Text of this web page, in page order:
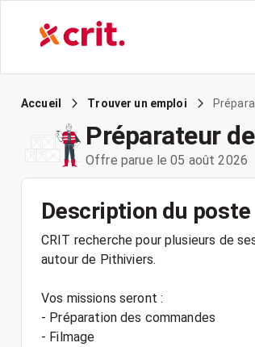
Accueil Trouver un emploi
Préparateur
Offre parue le 05 août 2026
Description du poste
CRIT recherche pour plusieurs de
autour de Pithiviers.
Vos missions seront :
- Préparation des commandes
- Filmage